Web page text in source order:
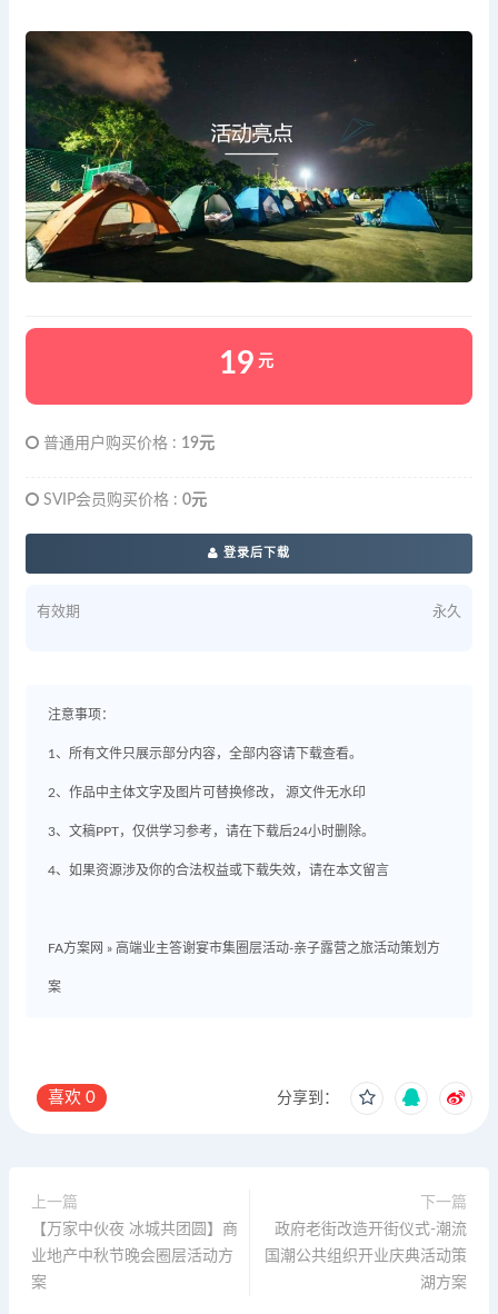
19 元
普通用户购买价格 : 19元
SVIP会员购买价格 : 0元
登录后下载
有效期 永久
注意事项：
1、所有文件只展示部分内容，全部内容请下载查看。
2、作品中主体文字及图片可替换修改， 源文件无水印
3、文稿PPT，仅供学习参考，请在下载后24小时删除。
4、如果资源涉及你的合法权益或下载失效，请在本文留言
FA方案网 » 高端业主答谢宴市集圈层活动-亲子露营之旅活动策划方
案
喜欢 0 分享到：
上一篇
【万家中伙夜 冰城共团圆】商
业地产中秋节晚会圈层活动方
案
下一篇
政府老街改造开街仪式-潮流
国潮公共组织开业庆典活动策
湖方案